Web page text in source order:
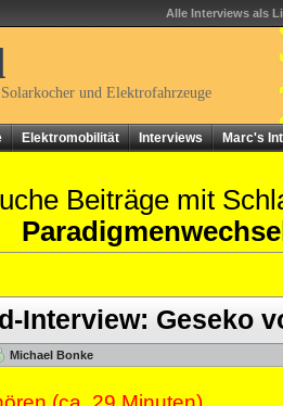
Alle Interviews als
und Elektrofahrzeuge
Elektromobilität Interviews Marc's
Beiträge mit
Interview: Geseko
Michael Bonke